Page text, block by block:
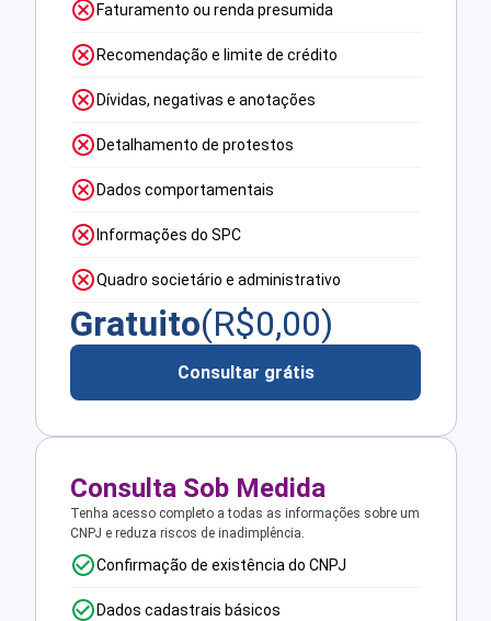
Faturamento ou renda presumida
Recomendação e limite de crédito
Dívidas, negativas e anotações
Detalhamento de protestos
Dados comportamentais
Informações do SPC
Quadro societário e administrativo
Gratuito(R$0,00)
Consultar grátis
Consulta Sob Medida
Tenha acesso completo a todas as informações sobre um
CNPJ e reduza riscos de inadimplência.
Confirmação de existência do CNPJ
Dados cadastrais básicos